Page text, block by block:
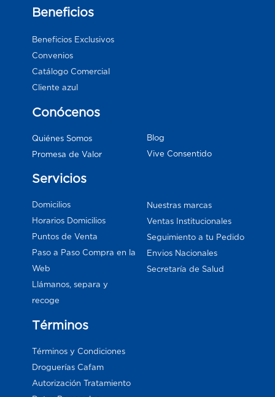
Beneficios
Beneficios Exclusivos
Convenios
Catálogo Comercial
Cliente azul
Conócenos
Quiénes Somos
Promesa de Valor
Blog
Vive Consentido
Servicios
Domicilios
Horarios Domicilios
Puntos de Venta
Paso a Paso Compra en la
Web
Llámanos, separa y
recoge
Nuestras marcas
Ventas Institucionales
Seguimiento a tu Pedido
Envios Nacionales
Secretaría de Salud
Términos
Términos y Condiciones
Droguerías Cafam
Autorización Tratamiento